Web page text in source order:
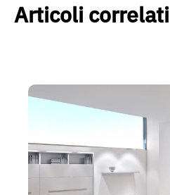
Articoli correlati